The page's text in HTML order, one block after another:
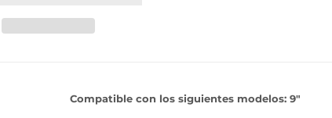
Compatible con los siguientes modelos: 9"